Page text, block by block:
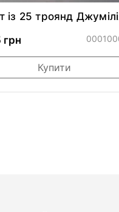
із 25 троянд
грн
Купити